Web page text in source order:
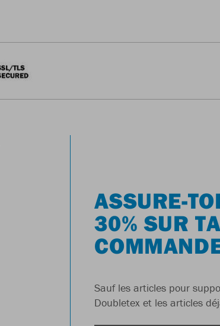
ASSURE-
30% SUR
Sauf les articles pour
Doubletex et les articles